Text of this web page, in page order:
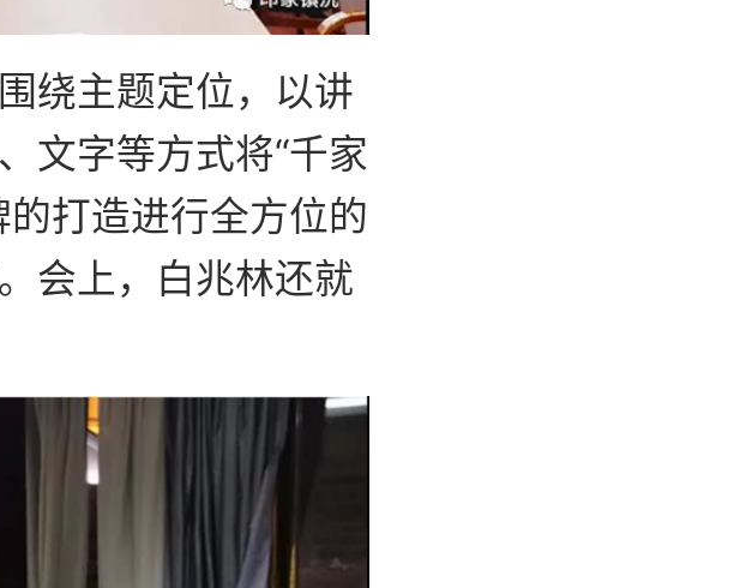
绕主题定位，以讲
文字等方式将“千家
打造进行全方位的
会上，白兆林还就